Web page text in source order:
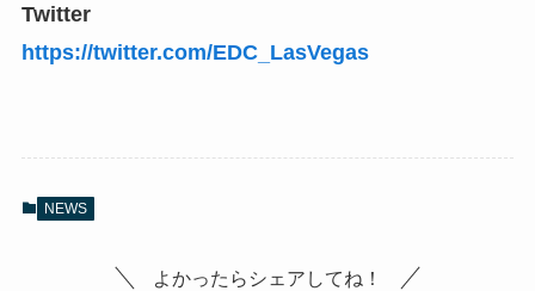
Twitter
https://twitter.com/EDC_LasVegas
NEWS
よかったらシェアしてね！